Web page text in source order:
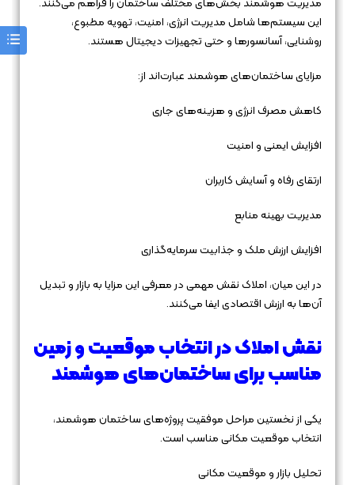
مدیریت هوشمند بخش‌های مختلف ساختمان را فراهم می‌کنند.
این سیستم‌ها شامل مدیریت انرژی، امنیت، تهویه مطبوع،
روشنایی، آسانسورها و حتی تجهیزات دیجیتال هستند.
مزایای ساختمان‌های هوشمند عبارت‌اند از:
کاهش مصرف انرژی و هزینه‌های جاری
افزایش ایمنی و امنیت
ارتقای رفاه و آسایش کاربران
مدیریت بهینه منابع
افزایش ارزش ملک و جذابیت سرمایه‌گذاری
در این میان، املاک نقش مهمی در معرفی این مزایا به بازار و تبدیل
آن‌ها به ارزش اقتصادی ایفا می‌کنند.
نقش املاک در انتخاب موقعیت و زمین
مناسب برای ساختمان‌های هوشمند
یکی از نخستین مراحل موفقیت پروژه‌های ساختمان هوشمند،
انتخاب موقعیت مکانی مناسب است.
تحلیل بازار و موقعیت مکانی